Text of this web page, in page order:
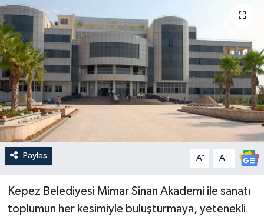
Paylaş A- A+
Kepez Belediyesi Mimar Sinan Akademi ile sanatı
toplumun her kesimiyle buluşturmaya, yetenekli
Resmi İlan
Sağlık & Yaşam
Siyaset
Spor